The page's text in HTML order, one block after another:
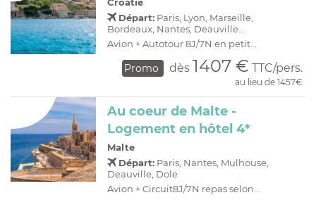
Départ: Paris, Lyon, Marseille,
Bordeaux, Nantes, Deauville...
Avion + Autotour 8J/7N en petit...
Promo dès 1407 € TTC/pers.
au lieu de 1457€
Au coeur de Malte -
Logement en hôtel 4*
Malte
Départ: Paris, Nantes, Mulhouse,
Deauville, Dole
Avion + Circuit8J/7N repas selon...